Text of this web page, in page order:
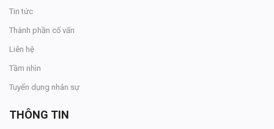
Tin tức
Thành phần cố vấn
Liên hệ
Tầm nhìn
Tuyển dụng nhân sự
THÔNG TIN